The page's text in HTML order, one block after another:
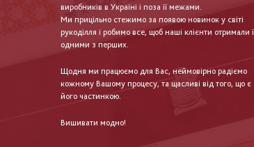
виробників в Україні і поза її межами.
Ми прицільно стежимо за появою новинок у світі
рукоділля і робимо все, щоб наші клієнти отримали
одними з перших.
Щодня ми працюємо для Вас, неймовірно радіємо
кожному Вашому процесу, та щасливі від того, що є
його частинкою.
Вишивати модно!